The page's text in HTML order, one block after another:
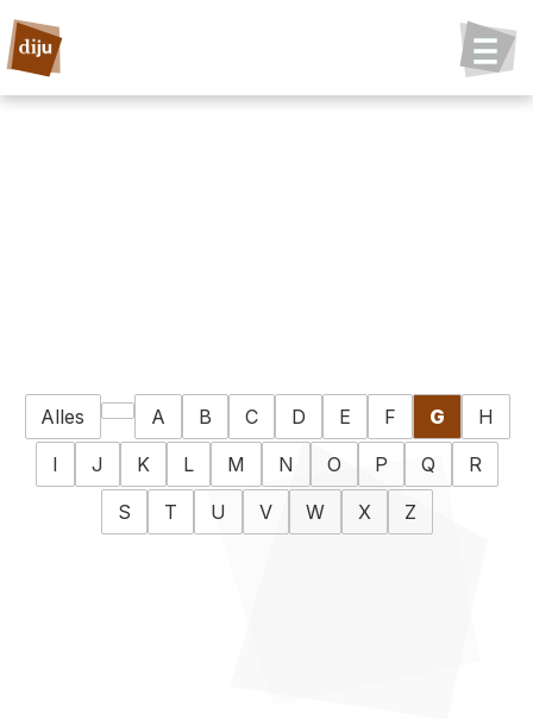
Alles A B C D E F G
H
I
J K L M N O P Q
R
S
T U V W X Z